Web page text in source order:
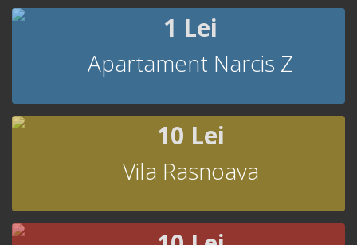
1 Lei
Apartament Narcis Z
10 Lei
Vila Rasnoava